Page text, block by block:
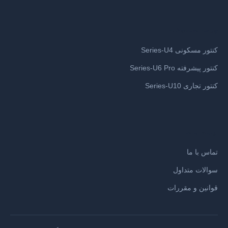
کنتور مسکونی Series-U4
کنتور پیشرفته Series-U6 Pro
کنتور تجاری Series-U10
تماس با ما
سوالات متداول
قوانین و مقررات